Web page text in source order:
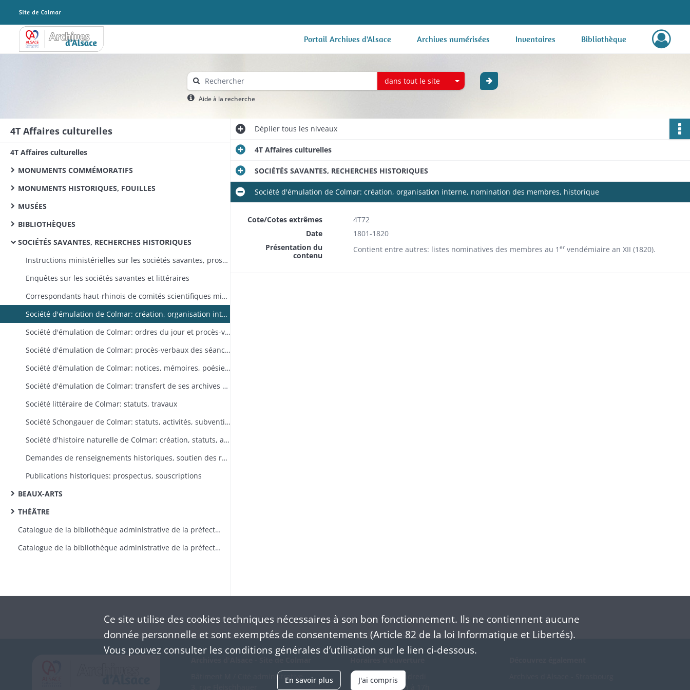
Archives Alsace - Colmar Portail Archives d'Alsace Archives numérisées Inventaires Bibliothèque
dans tout le site
Aide à la recherche
4T Affaires culturelles
4T Affaires culturelles
MONUMENTS COMMÉMORATIFS
MONUMENTS HISTORIQUES, FOUILLES
MUSÉES
BIBLIOTHÈQUES
SOCIÉTÉS SAVANTES, RECHERCHES HISTORIQUES
Instructions ministérielles sur les sociétés savantes, prospectus
Enquêtes sur les sociétés savantes et littéraires
Correspondants haut-rhinois de comités scientifiques ministériels et de sociétés savantes
Société d'émulation de Colmar: création, organisation interne, nomination des membres, historique
Société d'émulation de Colmar: ordres du jour et procès-verbaux des séances
Société d'émulation de Colmar: procès-verbaux des séances
Société d'émulation de Colmar: notices, mémoires, poésies, discours adressés à la société, comptes rendus d'expériences menées pour son compte, prix et encouragements décernés par la société
Société d'émulation de Colmar: transfert de ses archives à la Société Industrielle de Mulhouse, rapport sur l'état du fonds
Société littéraire de Colmar: statuts, travaux
Société Schongauer de Colmar: statuts, activités, subventions
Société d'histoire naturelle de Colmar: création, statuts, activités, subventions
Demandes de renseignements historiques, soutien des recherches historiques
Publications historiques: prospectus, souscriptions
BEAUX-ARTS
THÉÂTRE
Catalogue de la bibliothèque administrative de la préfecture du Haut-Rhin, indiquant le bureau où sont conservés les ouvrages
Catalogue de la bibliothèque administrative de la préfecture du Haut-Rhin, indiquant le bureau où sont conservés les ouvrages
Dépliertous les niveaux
4T Affaires culturelles
SOCIÉTÉS SAVANTES, RECHERCHES HISTORIQUES
Société d'émulation de Colmar: création, organisation interne, nomination des membres, historique
Cote/Cotes extrêmes
4T72
Date
1801-1820
Présentation du
contenu
Contient entre autres: listes nominatives des membres au 1 ervendémiaire an XII (1820).
Bâtiment M / Cité administrative
Du mardi au vendredi
en continu de 9h à 17h
Ce site utilise des cookiestechniques nécessaires à son bon fonctionnement. Ils ne contiennent aucune
donnée personnelle et sont exemptés de consentements (Article 82 de la loi Informatique et Libertés).
Vous pouvez consulter les conditions générales d’utilisation sur le lien ci-dessous.
En savoir plus J'ai compris